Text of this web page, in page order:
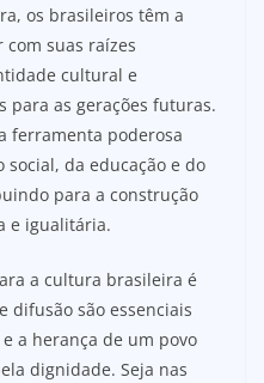
os brasileiros têm a
suas raízes
cultural e
para as gerações futuras.
ferramenta poderosa
da educação e do
para a construção
e igualitária.
a cultura brasileira é
difusão são essenciais
a herança de um povo
dignidade. Seja nas